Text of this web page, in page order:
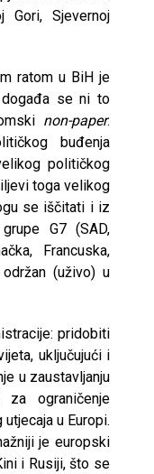
Gori, Sjevernoj
ratom u BiH je
se ni to
non-paper.
buđenja
političkog
toga velikog
se iščitati i iz
G7 (SAD,
Francuska,
(uživo) u
pridobiti
uključujući i
u zaustavljanju
ograničenje
u Europi.
je europski
i Rusiji, što se